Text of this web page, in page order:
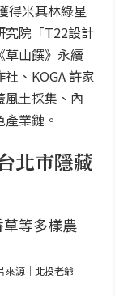
得米其林綠星
究院「T22設計
草山饌》永續
、KOGA 許家
風土採集、內
業鏈。
北市隱藏
來源｜北投老爺